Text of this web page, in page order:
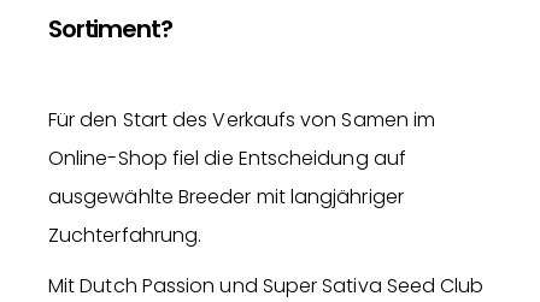
Sortiment?
Für den Start des Verkaufs von Samen im
Online-Shop fiel die Entscheidung auf
ausgewählte Breeder mit langjähriger
Zuchterfahrung.
Mit Dutch Passion und Super Sativa Seed Club